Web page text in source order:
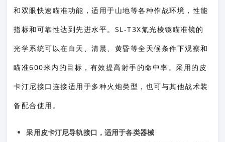
和双眼快速瞄准功能，适用于山地等各种作战环境，性能
指标和可靠性达到先进水平。SL-T3X氚光棱镜瞄准镜的
光学系统可以在白天、清晨、黄昏等全天候条件下观察和
瞄准600米内的目标，有效提高射手的命中率。采用的皮
卡汀尼接口连接适用于多种火炮类型，也可与其他战术装
备配合使用。
采用皮卡汀尼导轨接口，适用于各类器械